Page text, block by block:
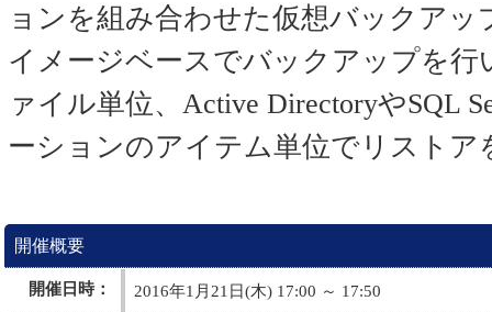
ョンを組み合わせた仮想バックアッ
イメージベースでバックアップを
ァイル単位、Active DirectoryやSQL
ーションのアイテム単位でリストア
開催概要
開催日時： 2016年1月21日(木) 17:00 ～ 17:50